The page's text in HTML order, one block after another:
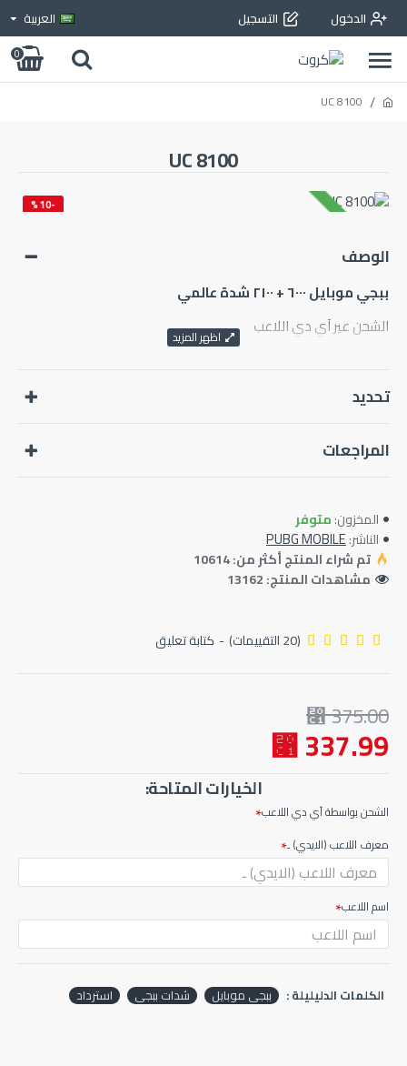
الدخول التسجيل العربية
0
8100 UC
8100 UC
-10 %
الوصف
‏ببجي موبايل ٦٠٠٠ + ٢١٠٠ شدة عالمي
الشحن عير آي دي اللاعب
والملابس والمظلات وغيرها الكثير.
إلى المعركة المجانية للجميع عبر الإنترنت مع فريقك أو بمفردك في
تحديد
المراجعات
المخزون:متوفر
الناشر:PUBG MOBILE
تم شراء المنتج أكثر من: 10614
مشاهدات المنتج: 13162
(20 التقييمات) - كتابة تعليق
337.99 ⃁
375.00 ⃁
الخيارات المتاحة:
الشحن بواسطة آي دي اللاعب
معرف اللاعب (الايدي) ـ
اسم اللاعب
الكلمات الدليليلة : ببجي موبايل شدات ببجي استرداد